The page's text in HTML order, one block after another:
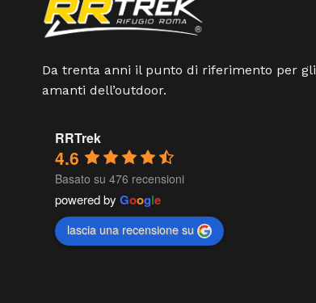
Da trenta anni il punto di riferimento per gli
amanti dell’outdoor.
RRTrek
4.6
Basato su 476 recensioni
powered by Google
lascia una recensione su